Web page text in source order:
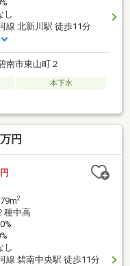
し
線 北新川駅 徒歩11分
南市東山町２
本下水
円
2
種中高
し
線 碧南中央駅 徒歩11分